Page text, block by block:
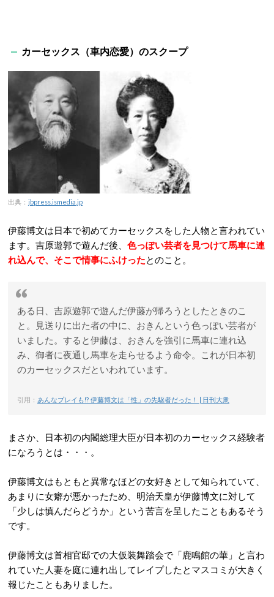
カーセックス（車内恋愛）のスクープ
出典： jbpress.ismedia.jp
伊藤博文は日本で初めてカーセックスをした人物と言われてい
ます。吉原遊郭で遊んだ後、 色っぽい芸者を見つけて馬車に連
れ込んで、そこで情事にふけったとのこと。
ある日、吉原遊郭で遊んだ伊藤が帰ろうとしたときのこ
と。見送りに出た者の中に、おきんという色っぽい芸者が
いました。すると伊藤は、おきんを強引に馬車に連れ込
み、御者に夜通し馬車を走らせるよう命令。これが日本初
のカーセックスだといわれています。
引用： あんなプレイも!? 伊藤博文は「性」の先駆者だった！ | 日刊大衆
まさか、日本初の内閣総理大臣が日本初のカーセックス経験者
になろうとは・・・。
伊藤博文はもともと異常なほどの女好きとして知られていて、
あまりに女癖が悪かったため、明治天皇が伊藤博文に対して
「少しは慎んだらどうか」という苦言を呈したこともあるそう
です。
伊藤博文は首相官邸での大仮装舞踏会で「鹿鳴館の華」と言わ
れていた人妻を庭に連れ出してレイプしたとマスコミが大きく
報じたこともありました。